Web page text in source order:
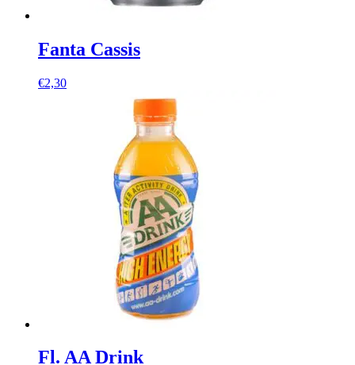
Fanta Cassis
€2,30
Fl. AA Drink